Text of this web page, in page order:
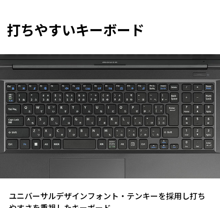
打ちやすいキーボード
ユニバーサルデザインフォント・テンキーを採用し打ち